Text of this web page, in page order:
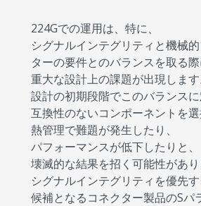
224Gでの運用は、特に、
シグナルインテグリティと機械
ターの要件とのバランスを取る際
重大な設計上の課題が出現します
設計の初期段階でこのバランスに
互換性のないコンポーネントを選
熱管理で難題が発生したり、
パフォーマンスが低下したりと、
壊滅的な結果を招く可能性があり
シグナルインテグリティを優先す
候補となるコネクター製品のSパ